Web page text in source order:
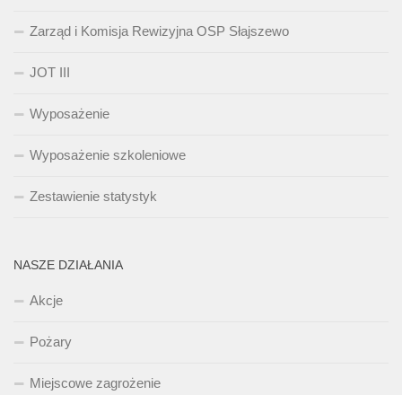
Zarząd i Komisja Rewizyjna OSP Słajszewo
JOT III
Wyposażenie
Wyposażenie szkoleniowe
Zestawienie statystyk
NASZE DZIAŁANIA
Akcje
Pożary
Miejscowe zagrożenie